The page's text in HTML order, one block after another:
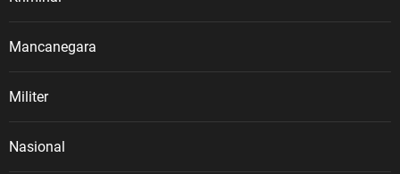
Mancanegara
Militer
Nasional